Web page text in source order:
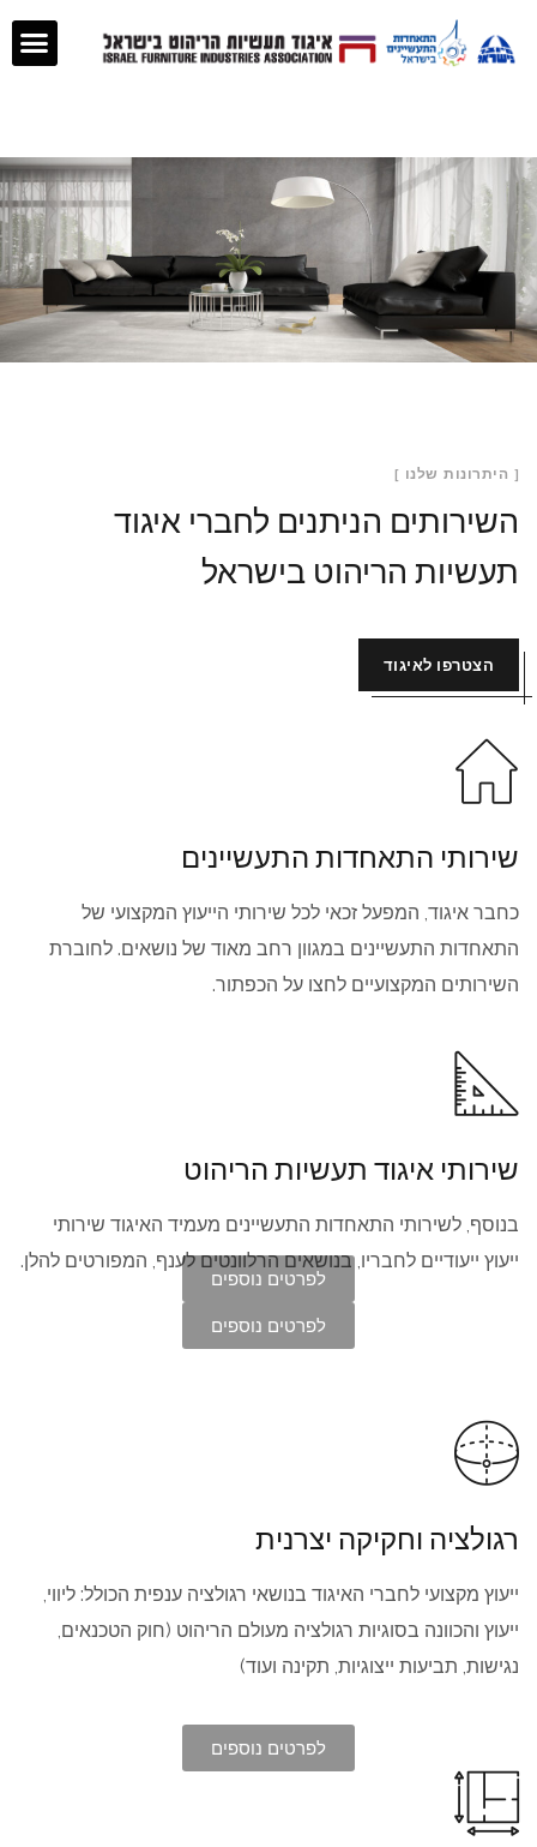
[ היתרונות שלנו ]
השירותים הניתנים לחברי איגוד
תעשיות הריהוט בישראל
הצטרפו לאיגוד
שירותי התאחדות התעשיינים
כחבר איגוד, המפעל זכאי לכל שירותי הייעוץ המקצועי של
התאחדות התעשיינים במגוון רחב מאוד של נושאים. לחוברת
השירותים המקצועיים לחצו על הכפתור.
שירותי איגוד תעשיות הריהוט
בנוסף, לשירותי התאחדות התעשיינים מעמיד האיגוד שירותי
ייעוץ ייעודיים לחבריו, בנושאים הרלוונטים לענף, המפורטים להלן.
לפרטים נוספים
לפרטים נוספים
רגולציה וחקיקה יצרנית
ייעוץ מקצועי לחברי האיגוד בנושאי רגולציה ענפית הכולל: ליווי,
ייעוץ והכוונה בסוגיות רגולציה מעולם הריהוט (חוק הטכנאים,
נגישות, תביעות ייצוגיות, תקינה ועוד)
לפרטים נוספים